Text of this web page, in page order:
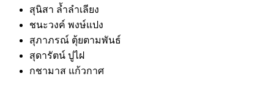
สุนิสา ล้ำลำเลียง
ชนะวงค์ พงษ์แปง
สุภาภรณ์ ตุ้ยตามพันธ์
สุดารัตน์ ปูไฝ
กชามาส แก้วกาศ